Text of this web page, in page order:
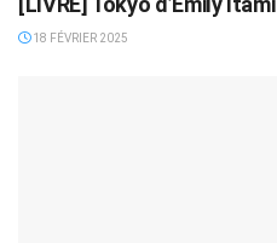
18 FÉVRIER 2025